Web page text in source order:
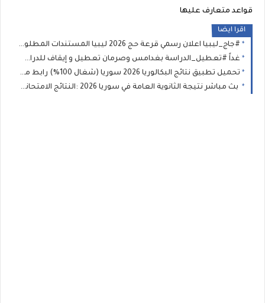
قواعد متعارف عليها
اقرا ايضا
#جاج_ليبيا اعلان رسمي قرعة حج 2026 ليبيا المستندات المطلوبة وطريقة التسجيل في قرعة الحج بمنصة حجاج ليبيا 2026-1447
غداً #تعطيل_الدراسة بغدامس وصرمان تعطيل و إيقاف للدراسة في هذا البلديات اجازة بالمدارس حتى يوم السبت
تحميل تطبيق نتائج البكالوريا 2026 سوريا (شغال 100%) رابط مباشر (APK) لنتيجة الثانوية العامة
بث مباشر نتيجة الثانوية العامة في سوريا 2026 :النتائج الامتحانية المهنية للطلاب النظاميين الاحرار و الراسبين (البكالوريا )